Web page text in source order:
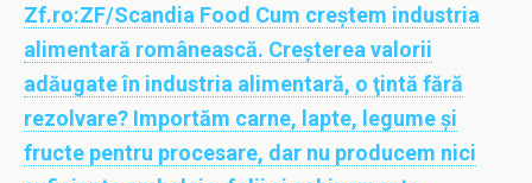
Zf.ro:ZF/Scandia Food Cum creştem industria
alimentară românească. Creşterea valorii
adăugate în industria alimentară, o ţintă fără
rezolvare? Importăm carne, lapte, legume şi
fructe pentru procesare, dar nu producem nici